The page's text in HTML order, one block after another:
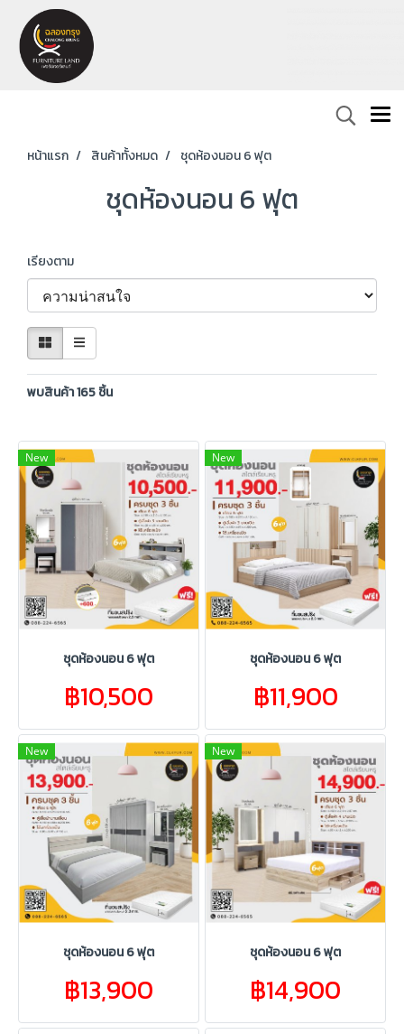
หน้าแรก สินค้าทั้งหมด ชุดห้องนอน 6 ฟุต
ชุดห้องนอน 6 ฟุต
เรียงตาม
พบสินค้า 165 ชิ้น
New
ชุดห้องนอน 6 ฟุต
฿10,500
New
ชุดห้องนอน 6 ฟุต
฿11,900
New
ชุดห้องนอน 6 ฟุต
฿13,900
New
ชุดห้องนอน 6 ฟุต
฿14,900